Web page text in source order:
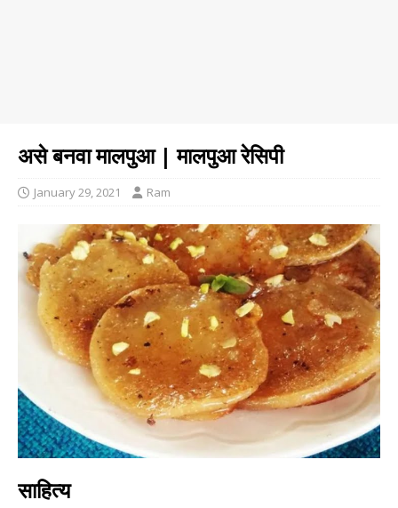
असे बनवा मालपुआ | मालपुआ रेसिपी
January 29, 2021 Ram
साहित्य